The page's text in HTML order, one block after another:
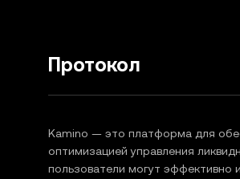
Протокол
Kamino — это платформа для
оптимизацией управления
пользователи могут эффективно